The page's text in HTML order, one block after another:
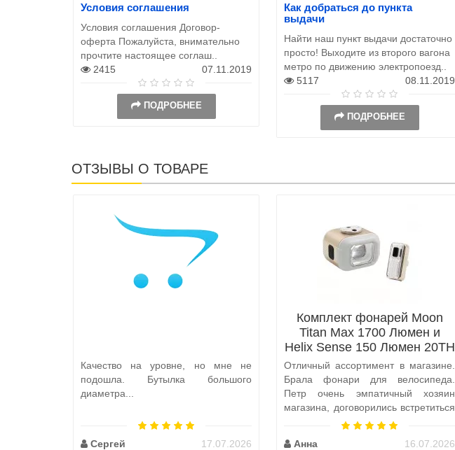
Условия соглашения
Условия соглашения Договор-
оферта Пожалуйста, внимательно
прочтите настоящее соглаш..
2415
07.11.2019
ПОДРОБНЕЕ
Как добраться до пункта
выдачи
Найти наш пункт выдачи достаточно
просто! Выходите из второго вагона
метро по движению электропоезд..
5117
08.11.2019
ПОДРОБНЕЕ
ОТЗЫВЫ О ТОВАРЕ
Качество на уровне, но мне не
подошла. Бутылка большого
диаметра...
Сергей 17.07.2026
Комплект фонарей Moon
Titan Max 1700 Люмен и
Helix Sense 150 Люмен 20TH
Anniversary Edition
Отличный ассортимент в магазине.
Брала фонари для велосипеда.
Петр очень эмпатичный хозяин
магазина, договорились встретиться
по пути, чтобы передать ..
Анна
16.07.2026